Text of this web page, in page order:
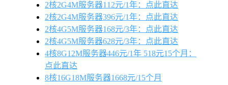
2核2G4M服务器112元/1年：点此直达
2核2G4M服务器396元/1年：点此直达
2核4G5M服务器168元/3年：点此直达
2核4G5M服务器628元/3年：点此直达
4核8G12M服务器446元/1年 518元15个月：
点此直达
8核16G18M服务器1668元/15个月